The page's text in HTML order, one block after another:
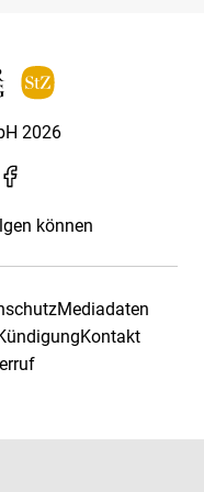
2026
können
Mediadaten
Kontakt